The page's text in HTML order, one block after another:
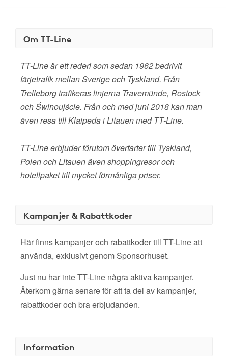
Om TT-Line
TT-Line är ett rederi som sedan 1962 bedrivit
färjetrafik mellan Sverige och Tyskland. Från
Trelleborg trafikeras linjerna Travemünde, Rostock
och Świnoujście. Från och med juni 2018 kan man
även resa till Klaipeda i Litauen med TT-Line.
TT-Line erbjuder förutom överfarter till Tyskland,
Polen och Litauen även shoppingresor och
hotellpaket till mycket förmånliga priser.
Kampanjer & Rabattkoder
Här finns kampanjer och rabattkoder till TT-Line att
använda, exklusivt genom Sponsorhuset.
Just nu har inte TT-Line några aktiva kampanjer.
Återkom gärna senare för att ta del av kampanjer,
rabattkoder och bra erbjudanden.
Information